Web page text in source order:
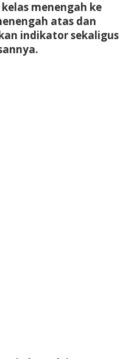
menengah ke
atas dan
indikator sekaligus